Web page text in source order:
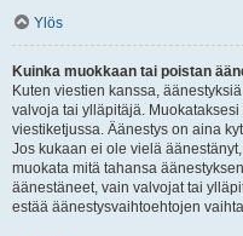
Ylös
Kuinka muokkaan tai poistan
Kuten viestien kanssa,
valvoja tai ylläpitäjä.
viestiketjussa. Äänestys on aina
Jos kukaan ei ole vielä
muokata mitä tahansa
äänestäneet, vain valvojat tai
estää äänestysvaihtoehtojen